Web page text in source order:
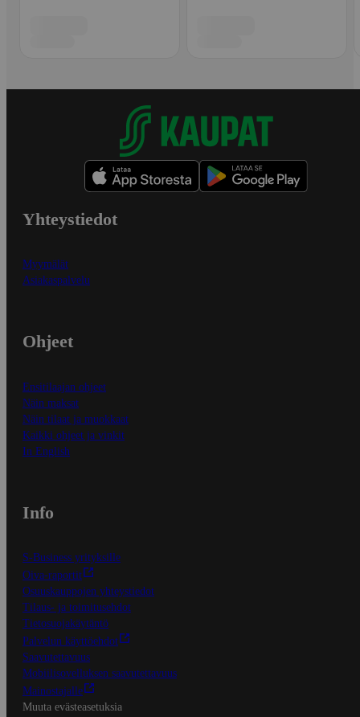
Yhteystiedot
Myymälät
Asiakaspalvelu
Ohjeet
Ensitilaajan ohjeet
Näin maksat
Näin tilaat ja muokkaat
Kaikki ohjeet ja vinkit
In English
Info
S-Business yrityksille
Oiva-raportit
Osuuskauppojen yhteystiedot
Tilaus- ja toimitusehdot
Tietosuojakäytäntö
Palvelun käyttöehdot
Saavutettavuus
Mobiilisovelluksen saavutettavuus
Mainostajalle
Muuta evästeasetuksia